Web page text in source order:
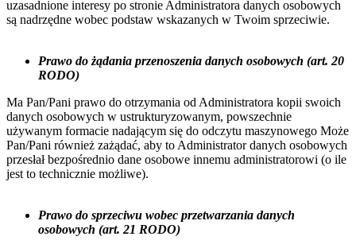
uzasadnione interesy po stronie Administratora danych osobowych
są nadrzędne wobec podstaw wskazanych w Twoim sprzeciwie.
Prawo do żądania przenoszenia danych osobowych (art. 20
RODO)
Ma Pan/Pani prawo do otrzymania od Administratora kopii swoich
danych osobowych w ustrukturyzowanym, powszechnie
używanym formacie nadającym się do odczytu maszynowego Może
Pan/Pani również zażądać, aby to Administrator danych osobowych
przesłał bezpośrednio dane osobowe innemu administratorowi (o ile
jest to technicznie możliwe).
Prawo do sprzeciwu wobec przetwarzania danych
osobowych (art. 21 RODO)